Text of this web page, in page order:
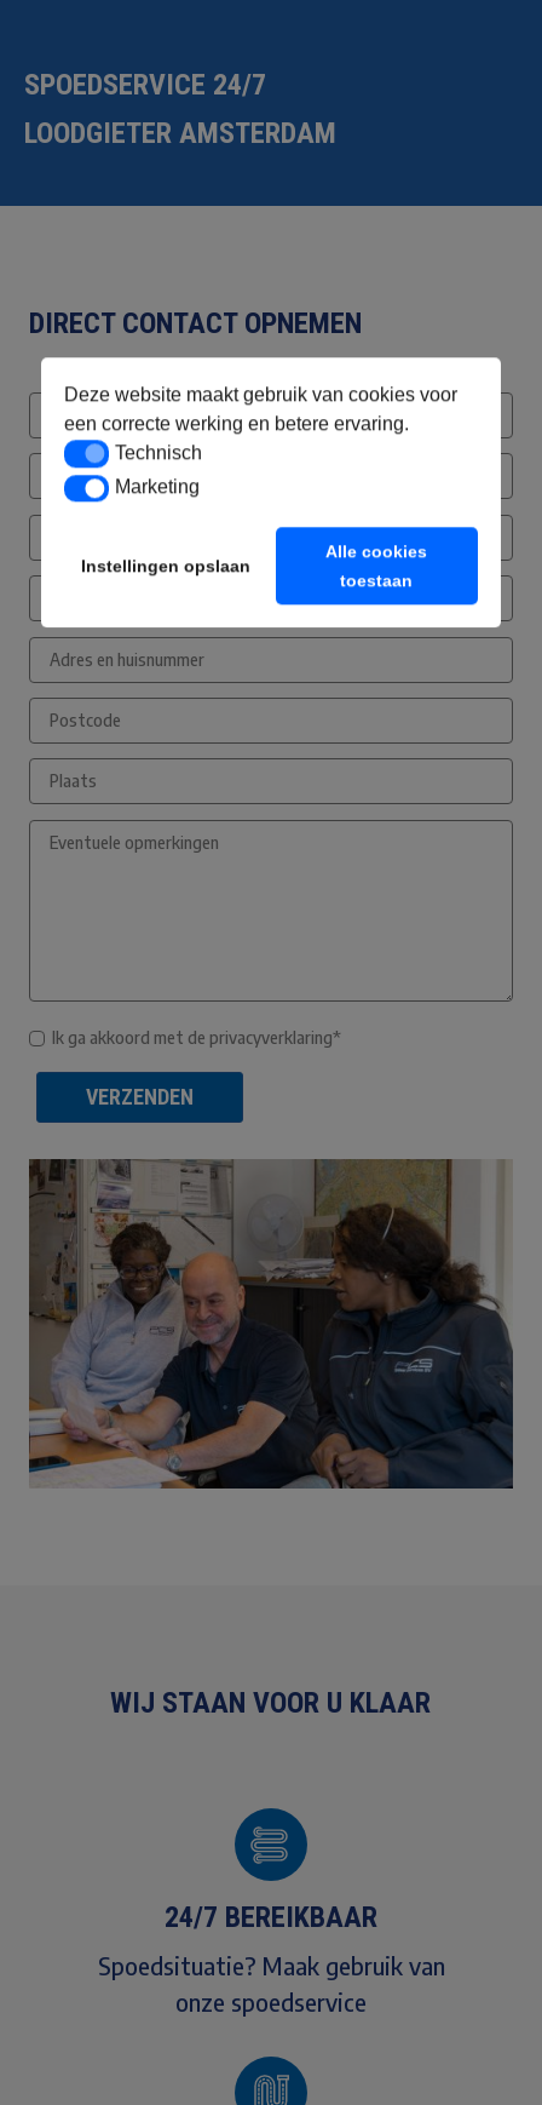
Deze website maakt gebruik van cookies voor
een correcte werking en betere ervaring.
TechnischTechnisch
MarketingMarketing
Instellingen opslaan
Alle cookies
toestaan
SPOEDSERVICE 24/7
LOODGIETER AMSTERDAM
DIRECT CONTACT OPNEMEN
Ik ga akkoord met de privacyverklaring*
VERZENDEN
WIJ STAAN VOOR U KLAAR
24/7 BEREIKBAAR
Spoedsituatie? Maak gebruik van
onze spoedservice